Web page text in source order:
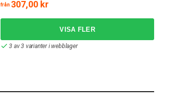
från 307,00 kr
3 av 3 varianter i webblager